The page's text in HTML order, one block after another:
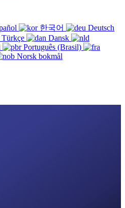
한국어
Deutsch
Türkçe
Dansk
Português (Brasil)
Norsk bokmål